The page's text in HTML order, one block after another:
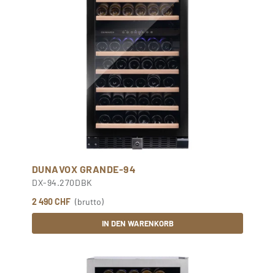
DUNAVOX GRANDE-94
DX-94.270DBK
2 490 CHF (brutto)
IN DEN WARENKORB